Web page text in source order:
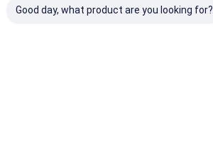
Good day, what product are you looking for?